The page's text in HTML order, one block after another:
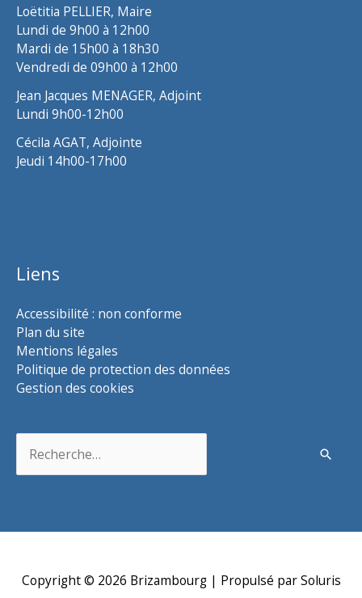
Loëtitia PELLIER, Maire
Lundi de 9h00 à 12h00
Mardi de 15h00 à 18h30
Vendredi de 09h00 à 12h00
Jean Jacques MENAGER, Adjoint
Lundi 9h00-12h00
Cécila AGAT, Adjointe
Jeudi 14h00-17h00
Liens
Accessibilité : non conforme
Plan du site
Mentions légales
Politique de protection des données
Gestion des cookies
Copyright © 2026 Brizambourg| Propulsé par Soluris